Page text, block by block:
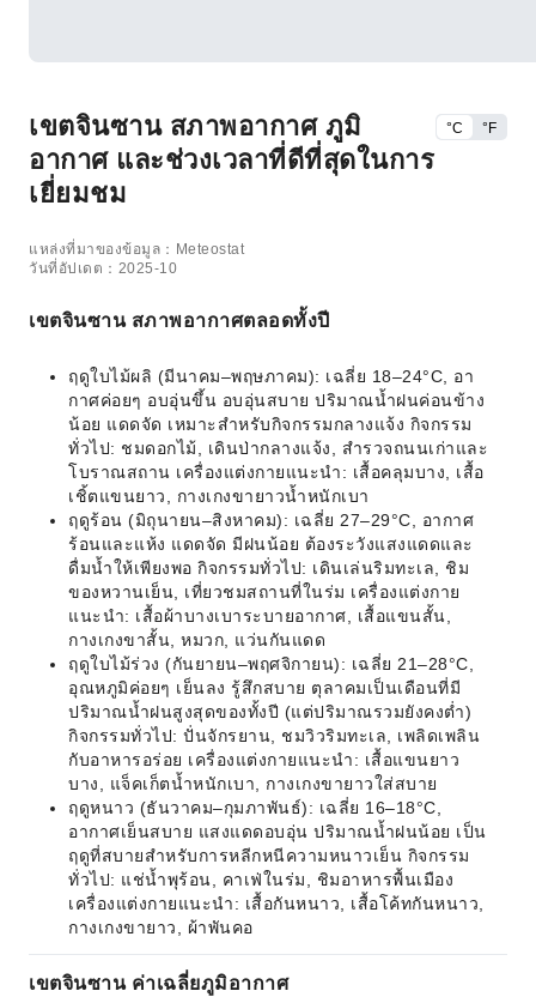
เขตจินซาน สภาพอากาศ ภูมิ
อากาศ และช่วงเวลาที่ดีที่สุดในการ
เยี่ยมชม
°C °F
แหล่งที่มาของข้อมูล：Meteostat
วันที่อัปเดต：2025-10
เขตจินซาน สภาพอากาศตลอดทั้งปี
ฤดูใบไม้ผลิ (มีนาคม–พฤษภาคม): เฉลี่ย 18–24°C, อา
กาศค่อยๆ อบอุ่นขึ้น อบอุ่นสบาย ปริมาณน้ำฝนค่อนข้าง
น้อย แดดจัด เหมาะสำหรับกิจกรรมกลางแจ้ง กิจกรรม
ทั่วไป: ชมดอกไม้, เดินป่ากลางแจ้ง, สำรวจถนนเก่าและ
โบราณสถาน เครื่องแต่งกายแนะนำ: เสื้อคลุมบาง, เสื้อ
เชิ้ตแขนยาว, กางเกงขายาวน้ำหนักเบา
ฤดูร้อน (มิถุนายน–สิงหาคม): เฉลี่ย 27–29°C, อากาศ
ร้อนและแห้ง แดดจัด มีฝนน้อย ต้องระวังแสงแดดและ
ดื่มน้ำให้เพียงพอ กิจกรรมทั่วไป: เดินเล่นริมทะเล, ชิม
ของหวานเย็น, เที่ยวชมสถานที่ในร่ม เครื่องแต่งกาย
แนะนำ: เสื้อผ้าบางเบาระบายอากาศ, เสื้อแขนสั้น,
กางเกงขาสั้น, หมวก, แว่นกันแดด
ฤดูใบไม้ร่วง (กันยายน–พฤศจิกายน): เฉลี่ย 21–28°C,
อุณหภูมิค่อยๆ เย็นลง รู้สึกสบาย ตุลาคมเป็นเดือนที่มี
ปริมาณน้ำฝนสูงสุดของทั้งปี (แต่ปริมาณรวมยังคงต่ำ)
กิจกรรมทั่วไป: ปั่นจักรยาน, ชมวิวริมทะเล, เพลิดเพลิน
กับอาหารอร่อย เครื่องแต่งกายแนะนำ: เสื้อแขนยาว
บาง, แจ็คเก็ตน้ำหนักเบา, กางเกงขายาวใส่สบาย
ฤดูหนาว (ธันวาคม–กุมภาพันธ์): เฉลี่ย 16–18°C,
อากาศเย็นสบาย แสงแดดอบอุ่น ปริมาณน้ำฝนน้อย เป็น
ฤดูที่สบายสำหรับการหลีกหนีความหนาวเย็น กิจกรรม
ทั่วไป: แช่น้ำพุร้อน, คาเฟ่ในร่ม, ชิมอาหารพื้นเมือง
เครื่องแต่งกายแนะนำ: เสื้อกันหนาว, เสื้อโค้ทกันหนาว,
กางเกงขายาว, ผ้าพันคอ
เขตจินซาน ค่าเฉลี่ยภูมิอากาศ